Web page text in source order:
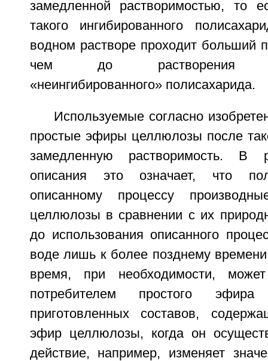
замедленной растворимостью, то
такого ингибированного
водном растворе проходит больший
чем до растворения
«неингибированного» полисахарида.
Используемые согласно
простые эфиры целлюлозы после
замедленную растворимость. В
описания это означает, что
описанному процессу
целлюлозы в сравнении с их
до использования описанного
воде лишь к более позднему
время, при необходимости,
потребителем простого
приготовленных составов,
эфир целлюлозы, когда он
действие, например, изменяет